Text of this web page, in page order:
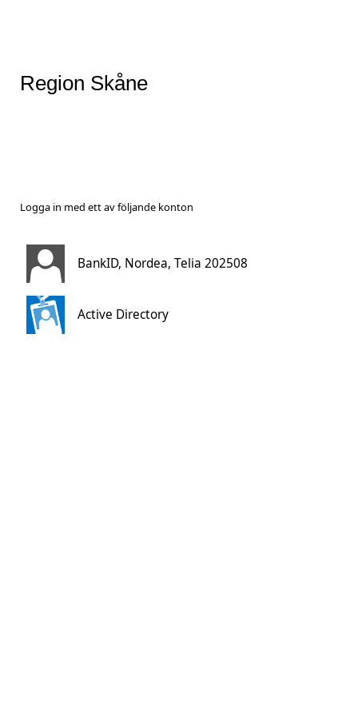
Region Skåne
Logga in med ett av följande konton
BankID, Nordea, Telia 202508
Active Directory